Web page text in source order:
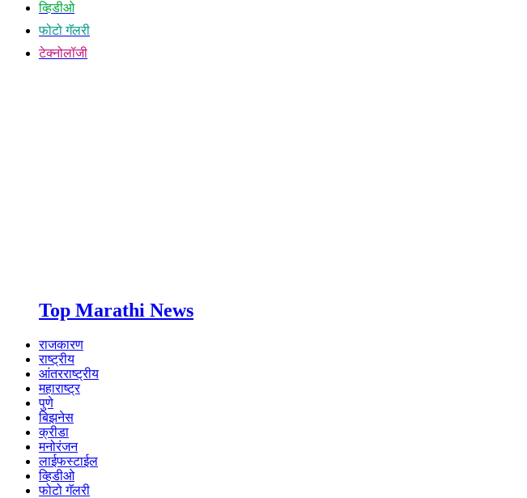
व्हिडीओ
फोटो गॅलरी
टेक्नोलॉजी
Top Marathi News
राजकारण
राष्ट्रीय
आंतरराष्ट्रीय
महाराष्ट्र
पुणे
बिझनेस
क्रीडा
मनोरंजन
लाईफस्टाईल
व्हिडीओ
फोटो गॅलरी